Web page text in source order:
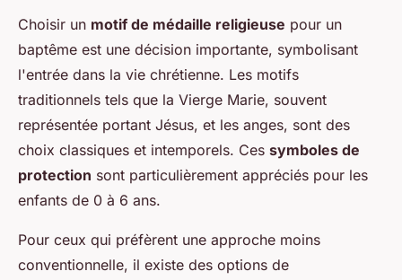
Choisir un motif de médaille religieuse pour un
baptême est une décision importante, symbolisant
l'entrée dans la vie chrétienne. Les motifs
traditionnels tels que la Vierge Marie, souvent
représentée portant Jésus, et les anges, sont des
choix classiques et intemporels. Ces symboles de
protection sont particulièrement appréciés pour les
enfants de 0 à 6 ans.
Pour ceux qui préfèrent une approche moins
conventionnelle, il existe des options de